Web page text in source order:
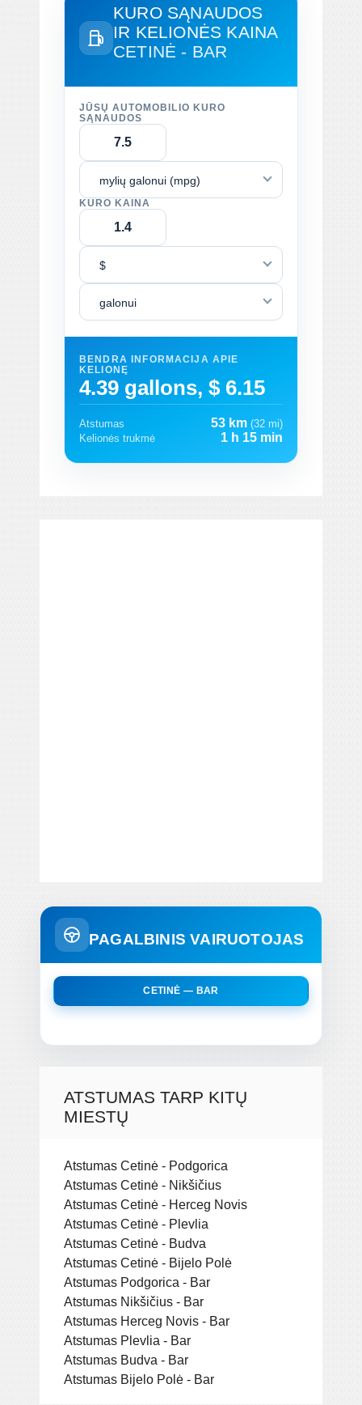
KURO SĄNAUDOS
IR KELIONĖS KAINA
CETINĖ - BAR
JŪSŲ AUTOMOBILIO KURO
SĄNAUDOS
mylių galonui (mpg)
KURO KAINA
$
galonui
BENDRA INFORMACIJA APIE
KELIONĘ
4.39 gallons, $ 6.15
Atstumas 53 km (32 mi)
Kelionės trukmė
1 h 15 min
PAGALBINIS VAIRUOTOJAS
CETINĖ — BAR
ATSTUMAS TARP KITŲ
MIESTŲ
Atstumas Cetinė - Podgorica
Atstumas Cetinė - Nikšičius
Atstumas Cetinė - Herceg Novis
Atstumas Cetinė - Plevlia
Atstumas Cetinė - Budva
Atstumas Cetinė - Bijelo Polė
Atstumas Podgorica - Bar
Atstumas Nikšičius - Bar
Atstumas Herceg Novis - Bar
Atstumas Plevlia - Bar
Atstumas Budva - Bar
Atstumas Bijelo Polė - Bar